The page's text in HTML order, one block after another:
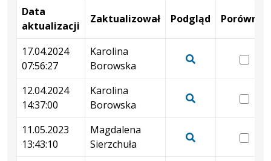
Wersje
Data
aktualizacji
Zaktualizował Podgląd Porównaj
17.04.2024
07:56:27
Karolina
Borowska
wersji
dnia
17.04.2024
12.04.2024
14:37:00
Karolina
Borowska
wersji
11.05.2023
13:43:10
Magdalena
Sierzchuła